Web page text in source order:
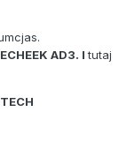
AD3. Itutaj